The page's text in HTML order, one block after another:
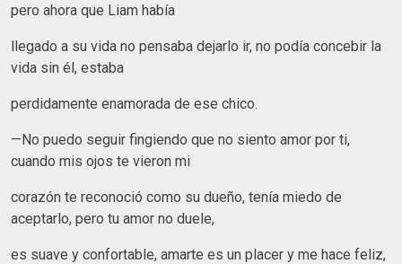
pero ahora que Liam había
llegado a su vida no pensaba dejarlo ir, no podía concebir la
vida sin él, estaba
perdidamente enamorada de ese chico.
—No puedo seguir fingiendo que no siento amor por ti,
cuando mis ojos te vieron mi
corazón te reconoció como su dueño, tenía miedo de
aceptarlo, pero tu amor no duele,
es suave y confortable, amarte es un placer y me hace feliz,